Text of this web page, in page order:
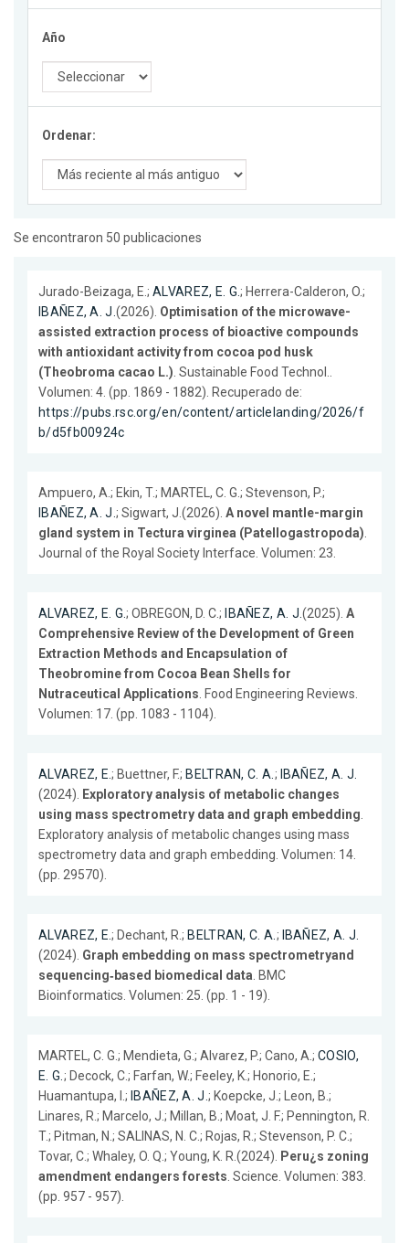
Año
Ordenar:
Se encontraron 50 publicaciones
Jurado-Beizaga, E.; ALVAREZ, E. G.; Herrera-Calderon, O.;
IBAÑEZ, A. J.(2026). Optimisation of the microwave-
assisted extraction process of bioactive compounds
with antioxidant activity from cocoa pod husk
(Theobroma cacao L.). Sustainable Food Technol..
Volumen: 4. (pp. 1869 - 1882). Recuperado de:
https://pubs.rsc.org/en/content/articlelanding/2026/f
b/d5fb00924c
Ampuero, A.; Ekin, T.; MARTEL, C. G.; Stevenson, P.;
IBAÑEZ, A. J.; Sigwart, J.(2026). A novel mantle-margin
gland system in Tectura virginea (Patellogastropoda).
Journal of the Royal Society Interface. Volumen: 23.
ALVAREZ, E. G.; OBREGON, D. C.; IBAÑEZ, A. J.(2025).A
Comprehensive Review of the Development of Green
Extraction Methods and Encapsulation of
Theobromine from Cocoa Bean Shells for
Nutraceutical Applications. Food Engineering Reviews.
Volumen: 17. (pp. 1083 - 1104).
ALVAREZ, E.; Buettner, F.; BELTRAN, C. A.; IBAÑEZ, A. J.
(2024). Exploratory analysis of metabolic changes
using mass spectrometry data and graph embedding.
Exploratory analysis of metabolic changes using mass
spectrometry data and graph embedding. Volumen: 14.
(pp. 29570).
ALVAREZ, E.; Dechant, R.; BELTRAN, C. A.; IBAÑEZ, A. J.
(2024). Graph embedding on mass spectrometryand
sequencing‑based biomedical data. BMC
Bioinformatics. Volumen: 25. (pp. 1 - 19).
MARTEL, C. G.; Mendieta, G.; Alvarez, P.; Cano, A.; COSIO,
E. G.; Decock, C.; Farfan, W.; Feeley, K.; Honorio, E.;
Huamantupa, I.; IBAÑEZ, A. J.; Koepcke, J.; Leon, B.;
Linares, R.; Marcelo, J.; Millan, B.; Moat, J. F.; Pennington, R.
T.; Pitman, N.; SALINAS, N. C.; Rojas, R.; Stevenson, P. C.;
Tovar, C.; Whaley, O. Q.; Young, K. R.(2024). Peru¿s zoning
amendment endangers forests. Science. Volumen: 383.
(pp. 957 - 957).